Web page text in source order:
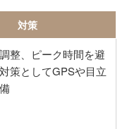
対策
整、ピーク時間を避
策としてGPSや目立